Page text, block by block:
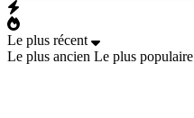
Le plus récent
Le plus ancien Le plus populaire